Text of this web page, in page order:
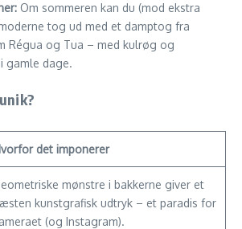
Om sommeren kan du (mod ekstra
tog ud med et damptog fra
Régua og Tua – med kulrøg og
gamle dage.
det imponerer
mønstre i bakkerne giver et
kunst­grafisk udtryk – et paradis for
(og Instagram).